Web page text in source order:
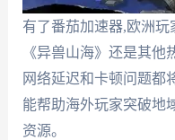
有了番茄加速器,欧洲
《异兽山海》还是其
网络延迟和卡顿问题都
能帮助海外玩家突破地
资源。